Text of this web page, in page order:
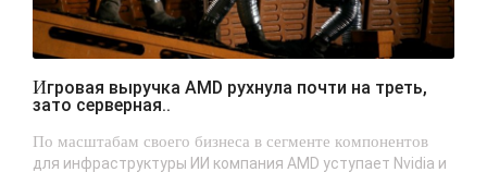
Игровая выручка AMD рухнула почти на треть,
зато серверная..
По масштабам своего бизнеса в сегменте компонентов
для инфраструктуры ИИ компания AMD уступает Nvidia и